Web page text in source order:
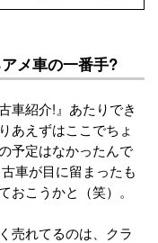
メ車の一番手?
車紹介!』あたりでき
あえずはここでちょ
予定はなかったんで
車が目に留まったも
おこうかと（笑）。
売れてるのは、クラ